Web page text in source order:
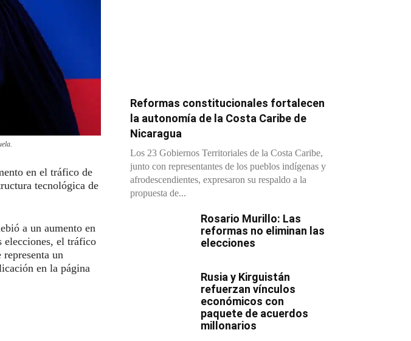
en el tráfico de
tecnológica de
a un aumento en
elecciones, el tráfico
un
en la página
Reformas constitucionales fortalecen
la autonomía de la Costa Caribe de
Nicaragua
Los 23 Gobiernos Territoriales de la Costa Caribe,
junto con representantes de los pueblos indígenas y
afrodescendientes, expresaron su respaldo a la
propuesta de...
Rosario Murillo: Las
reformas no eliminan las
elecciones
Rusia y Kirguistán
refuerzan vínculos
económicos con
paquete de acuerdos
millonarios